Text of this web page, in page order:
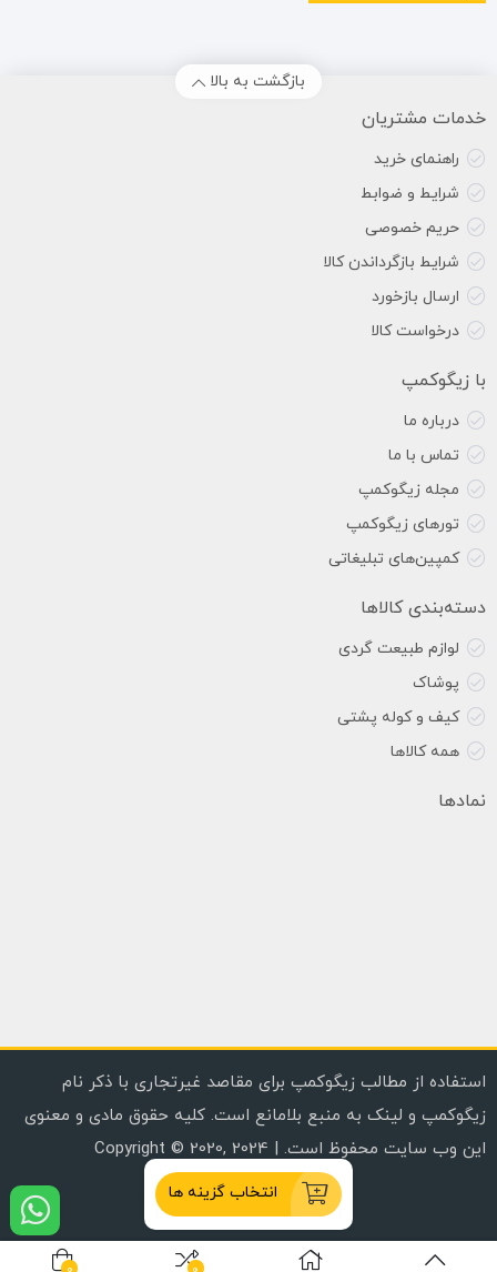
بازگشت به بالا
خدمات مشتریان
راهنمای خرید
شرایط و ضوابط
حریم خصوصی
شرایط بازگرداندن کالا
ارسال بازخورد
درخواست کالا
با زیگوکمپ
درباره ما
تماس با ما
مجله زیگوکمپ
تورهای زیگوکمپ
کمپین‌های تبلیغاتی
دسته‌بندی کالاها
لوازم طبیعت گردی
پوشاک
کیف و کوله پشتی
همه کالاها
نمادها
استفاده از مطالب زیگوکمپ برای مقاصد غیرتجاری با ذکر نام
زیگوکمپ و لینک به منبع بلامانع است. کلیه حقوق مادی و معنوی
این وب سایت محفوظ است. | Copyright © 2020, 2024
انتخاب گزینه ها